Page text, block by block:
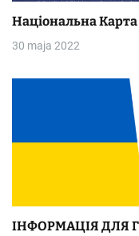
Національна Kapтa
30 maja 2022
ІНФОРМАЦІЯ ДЛЯ